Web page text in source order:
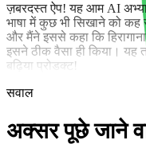
ज़बरदस्त ऐप! यह आम AI
भाषा में कुछ भी सिखाने को
और मैंने इससे कहा कि
इसने ठीक वैसा ही किया। यह
बढ़िया प्रोडक्ट!
सवाल
अक्सर पूछे जाने